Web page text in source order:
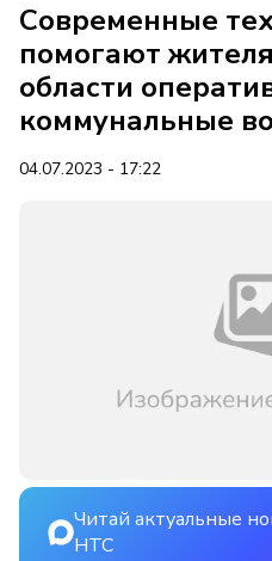
Современные
помогают
области
коммунальные
04.07.2023 - 17:22
Читай актуальные
НТС